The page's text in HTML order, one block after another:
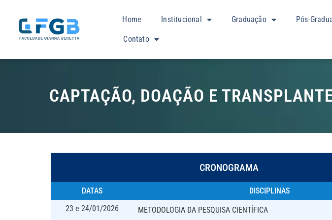
Home Institucional Graduação Pós-
Contato
CAPTAÇÃO, DOAÇÃO E
CRONOGRAMA
DATAS
DISCIPLINAS
23 e 24/01/2026
METODOLOGIA DA PESQUISA CIENTÍFICA